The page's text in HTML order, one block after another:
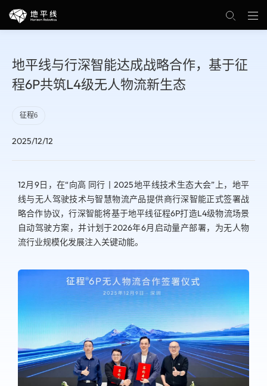
地平线与行深智能达成战略合作，基于征
程6P共筑L4级无人物流新生态
2025/12/12
征程6
12月9日，在“向高 同行丨2025地平线技术生态大会”上，地平
线与无人驾驶技术与智慧物流产品提供商行深智能正式签署战
略合作协议，行深智能将基于地平线征程6P打造L4级物流场景
自动驾驶方案，并计划于2026年6月启动量产部署，为无人物
流行业规模化发展注入关键动能。